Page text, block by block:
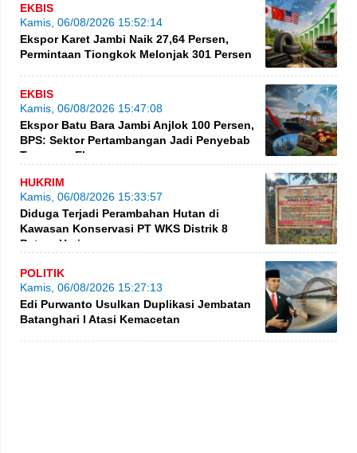
EKBIS
Kamis, 06/08/2026 15:52:14
Ekspor Karet Jambi Naik 27,64 Persen,
Permintaan Tiongkok Melonjak 301 Persen
EKBIS
Kamis, 06/08/2026 15:47:08
Ekspor Batu Bara Jambi Anjlok 100 Persen,
BPS: Sektor Pertambangan Jadi Penyebab
Turunnya Ekspor
HUKRIM
Kamis, 06/08/2026 15:33:57
Diduga Terjadi Perambahan Hutan di
Kawasan Konservasi PT WKS Distrik 8
BatangHari
POLITIK
Kamis, 06/08/2026 15:27:13
Edi Purwanto Usulkan Duplikasi Jembatan
Batanghari I Atasi Kemacetan